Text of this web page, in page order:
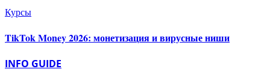
Курсы
TikTok Money 2026: монетизация и вирусные ниши
INFO GUIDE